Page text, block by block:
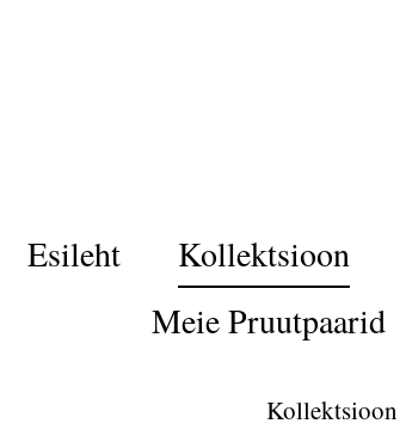
Esileht Kollektsioon
Meie Pruutpaarid
Kollektsioon